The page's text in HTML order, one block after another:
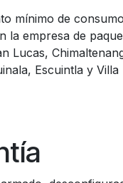
mínimo de
empresa de
Lucas,
Escuintla y